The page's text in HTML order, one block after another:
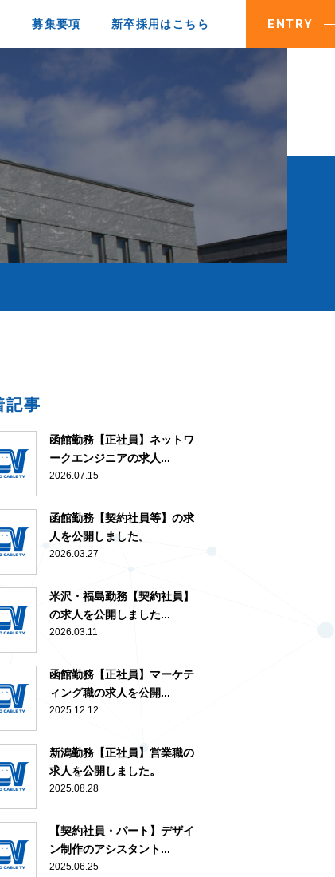
募集要項 新卒採用はこちら ENTRY
記事
函館勤務【正社員】ネットワ
ークエンジニアの求人...
2026.07.15
函館勤務【契約社員等】の求
人を公開しました。
2026.03.27
米沢・福島勤務【契約社員】
の求人を公開しました...
2026.03.11
函館勤務【正社員】マーケテ
ィング職の求人を公開...
2025.12.12
新潟勤務【正社員】営業職の
求人を公開しました。
2025.08.28
【契約社員・パート】デザイ
ン制作のアシスタント...
2025.06.25